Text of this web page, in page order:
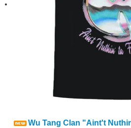
Wu Tang Clan "Aint't